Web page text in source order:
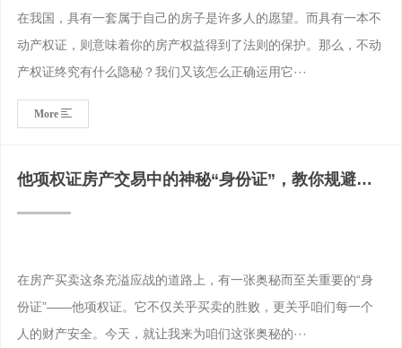
在我国，具有一套属于自己的房子是许多人的愿望。而具有一本不
动产权证，则意味着你的房产权益得到了法则的保护。那么，不动
产权证终究有什么隐秘？我们又该怎么正确运用它···
More
他项权证房产交易中的神秘“身份证”，教你规避风
险
在房产买卖这条充溢应战的道路上，有一张奥秘而至关重要的“身
份证”——他项权证。它不仅关乎买卖的胜败，更关乎咱们每一个
人的财产安全。今天，就让我来为咱们这张奥秘的···